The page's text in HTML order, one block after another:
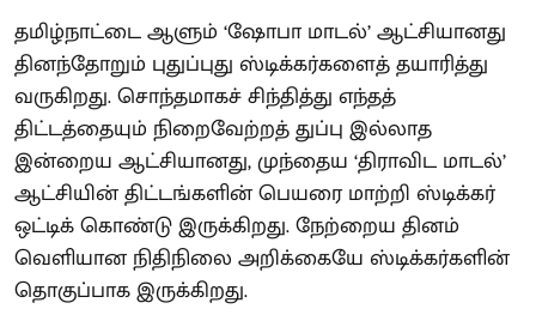
தமிழ்நாட்டை ஆளும் ‘ஷோபா மாடல்’ ஆட்சியானது
தினந்தோறும் புதுப்புது ஸ்டிக்கர்களைத் தயாரித்து
வருகிறது. சொந்தமாகச் சிந்தித்து எந்தத்
திட்டத்தையும் நிறைவேற்றத் துப்பு இல்லாத
இன்றைய ஆட்சியானது, முந்தைய ‘திராவிட மாடல்’
ஆட்சியின் திட்டங்களின் பெயரை மாற்றி ஸ்டிக்கர்
ஒட்டிக் கொண்டு இருக்கிறது. நேற்றைய தினம்
வெளியான நிதிநிலை அறிக்கையே ஸ்டிக்கர்களின்
தொகுப்பாக இருக்கிறது.